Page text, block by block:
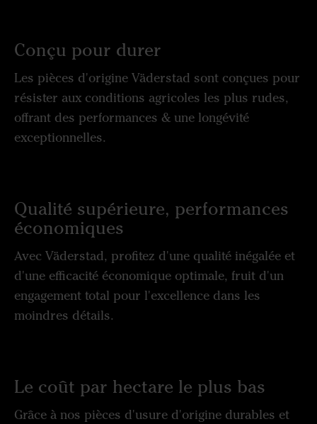
Conçu pour durer
Les pièces d'origine Väderstad sont conçues pour
résister aux conditions agricoles les plus rudes,
offrant des performances & une longévité
exceptionnelles.
Qualité supérieure, performances
économiques
Avec Väderstad, profitez d'une qualité inégalée et
d'une efficacité économique optimale, fruit d'un
engagement total pour l'excellence dans les
moindres détails.
Le coût par hectare le plus bas
Grâce à nos pièces d'usure d'origine durables et